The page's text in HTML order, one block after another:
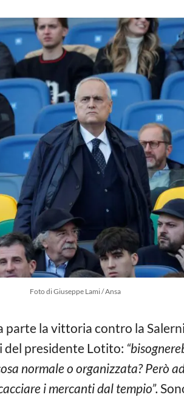
Foto di Giuseppe Lami / Ansa
parte la vittoria contro la
del presidente Lotito:
normale o organizzata? Però
i mercanti dal tempio”.